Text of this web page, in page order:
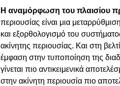
Η αναμόρφωση του πλαισίου
περιουσίας είναι μια
και εξορθολογισμό του
ακίνητης περιουσίας. Και στη
έμφαση στην τυποποίηση της
γίνεται πιο αντικειμενικά
στην ακίνητη περιουσία πιο